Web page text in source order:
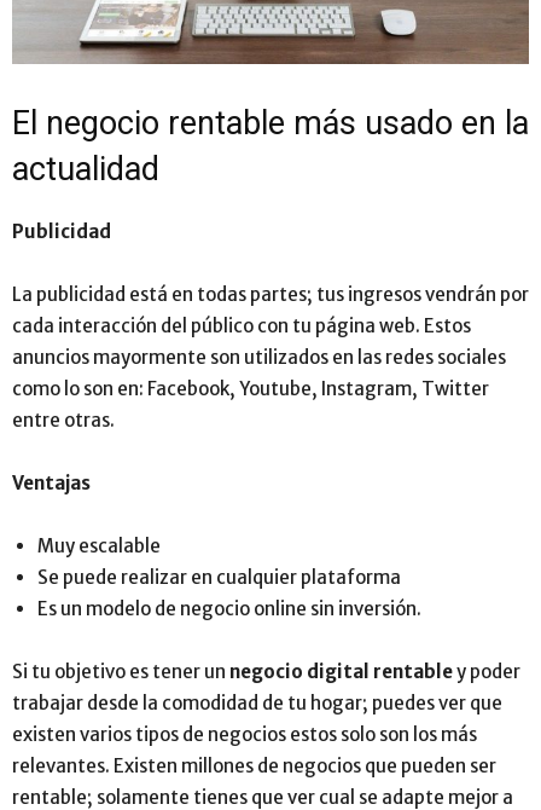
El negocio rentable más usado en la
actualidad
Publicidad
La publicidad está en todas partes; tus ingresos vendrán por
cada interacción del público con tu página web. Estos
anuncios mayormente son utilizados en las redes sociales
como lo son en: Facebook, Youtube, Instagram, Twitter
entre otras.
Ventajas
Muy escalable
Se puede realizar en cualquier plataforma
Es un modelo de negocio online sin inversión.
Si tu objetivo es tener un negocio digital rentabley poder
trabajar desde la comodidad de tu hogar; puedes ver que
existen varios tipos de negocios estos solo son los más
relevantes. Existen millones de negocios que pueden ser
rentable; solamente tienes que ver cual se adapte mejor a